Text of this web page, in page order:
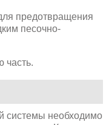
предотвращения
песочно-
часть.
системы необходимо